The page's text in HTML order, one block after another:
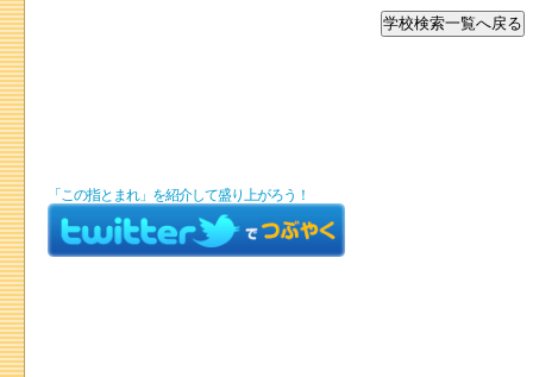
「この指とまれ」を紹介して盛り上がろう！